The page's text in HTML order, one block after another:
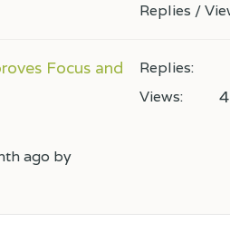
Replies /
Focus and
ago by
Replies:
Views: